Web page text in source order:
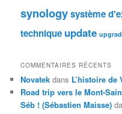
synologysystème
technique update
COMMENTAIRES RÉCENTS
Novatek dans L’histoire de
Road trip vers le Mont-
Séb ! (Sébastien Maisse)